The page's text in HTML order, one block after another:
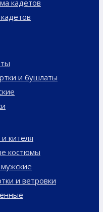
кадетов
и бушлаты
кителя
костюмы
и ветровки